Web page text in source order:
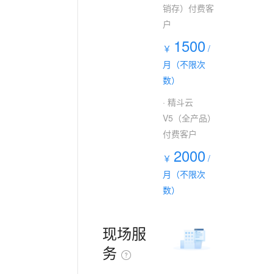
销存）付费客
户
￥ 1500 /
月（不限次
数）
· 精斗云
V5（全产品）
付费客户
￥2000 /
月（不限次
数）
现场服
务